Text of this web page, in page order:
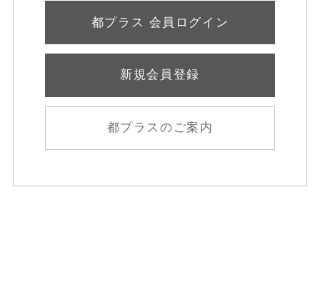
都プラス 会員ログイン
新規会員登録
都プラスのご案内